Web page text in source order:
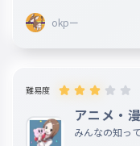
okpー
難易度
アニメ・
みんなの知っ